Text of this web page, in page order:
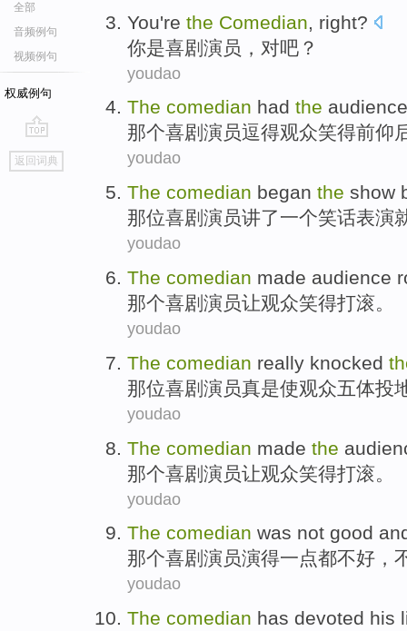
全部
音频例句
视频例句
权威例句
go
top
返回词典
You're the Comedian , right?
你是喜剧演员 ，对吧？
youdao
The comedian had the audience
那个喜剧演员逗得观众笑得前仰
youdao
The comedian began the show
那位喜剧演员讲了一个笑话表演
youdao
The comedian made audience
那个喜剧演员让观众笑得打滚。
youdao
The comedian really knocked
那位喜剧演员真是使观众五体投
youdao
The comedian made the
那个喜剧演员让观众笑得打滚。
youdao
The comedian was not good
那个喜剧演员演得一点都不好 ，
youdao
The comedian has devoted his